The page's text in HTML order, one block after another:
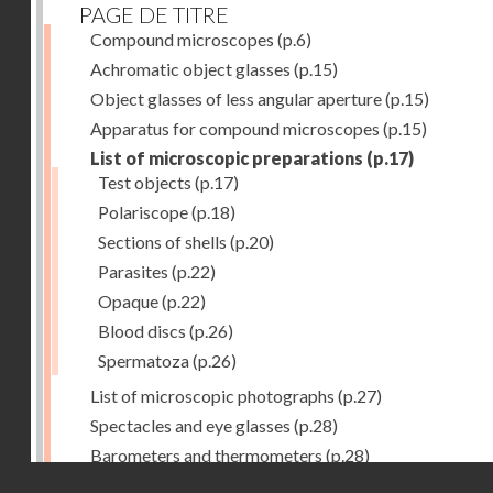
PAGE DE TITRE
Compound microscopes (p.6)
Achromatic object glasses (p.15)
Object glasses of less angular aperture(p.15)
Apparatus for compound microscopes (p.15)
List of microscopic preparations (p.17)
Test objects (p.17)
Polariscope(p.18)
Sections of shells (p.20)
Parasites (p.22)
Opaque(p.22)
Blood discs (p.26)
Spermatoza(p.26)
List of microscopic photographs (p.27)
Spectacles and eye glasses (p.28)
Barometers and thermometers (p.28)